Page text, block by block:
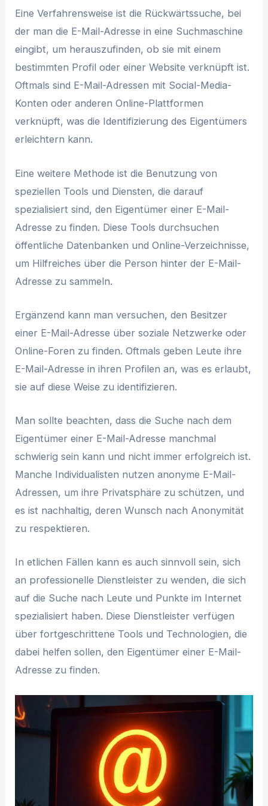
Eine Verfahrensweise ist die Rückwärtssuche, bei
der man die E-Mail-Adresse in eine Suchmaschine
eingibt, um herauszufinden, ob sie mit einem
bestimmten Profil oder einer Website verknüpft ist.
Oftmals sind E-Mail-Adressen mit Social-Media-
Konten oder anderen Online-Plattformen
verknüpft, was die Identifizierung des Eigentümers
erleichtern kann.
Eine weitere Methode ist die Benutzung von
speziellen Tools und Diensten, die darauf
spezialisiert sind, den Eigentümer einer E-Mail-
Adresse zu finden. Diese Tools durchsuchen
öffentliche Datenbanken und Online-Verzeichnisse,
um Hilfreiches über die Person hinter der E-Mail-
Adresse zu sammeln.
Ergänzend kann man versuchen, den Besitzer
einer E-Mail-Adresse über soziale Netzwerke oder
Online-Foren zu finden. Oftmals geben Leute ihre
E-Mail-Adresse in ihren Profilen an, was es erlaubt,
sie auf diese Weise zu identifizieren.
Man sollte beachten, dass die Suche nach dem
Eigentümer einer E-Mail-Adresse manchmal
schwierig sein kann und nicht immer erfolgreich ist.
Manche Individualisten nutzen anonyme E-Mail-
Adressen, um ihre Privatsphäre zu schützen, und
es ist nachhaltig, deren Wunsch nach Anonymität
zu respektieren.
In etlichen Fällen kann es auch sinnvoll sein, sich
an professionelle Dienstleister zu wenden, die sich
auf die Suche nach Leute und Punkte im Internet
spezialisiert haben. Diese Dienstleister verfügen
über fortgeschrittene Tools und Technologien, die
dabei helfen sollen, den Eigentümer einer E-Mail-
Adresse zu finden.